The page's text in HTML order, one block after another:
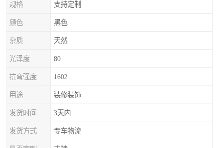
规格 支持定制
颜色 黑色
杂质 天然
光泽度 80
抗弯强度 1602
用途 装修装饰
发货时间 3天内
发货方式 专车物流